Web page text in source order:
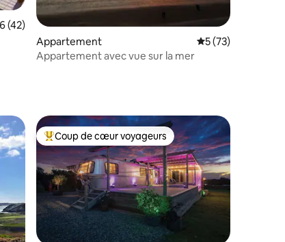
: 5 sur 5
moyenne sur la base de 42 commentaires : 4,86 sur 5
(42)
Appartement Évaluation
5 (73)
Appartement avec vue sur la mer
Coups de cœur voyageurs les plus appréciés
Coup de cœur voyageurs